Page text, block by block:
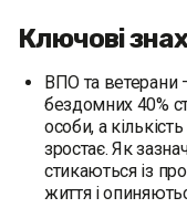
Ключові
ВПО та ветерани
бездомних 40%
особи, а
зростає. Як
стикаються із
життя і